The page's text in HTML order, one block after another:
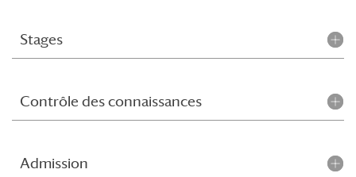
Stages
Contrôle des connaissances
Admission